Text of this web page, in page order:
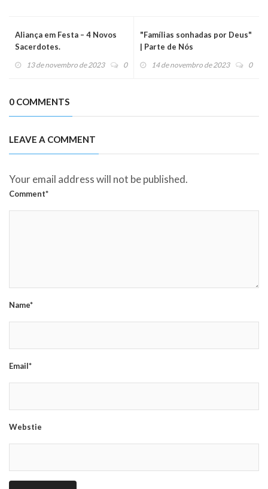
Aliança em Festa – 4 Novos
Sacerdotes.
13 de novembro de 2023 0
"Famílias sonhadas por Deus"
| Parte de Nós
14 de novembro de 2023 0
0 COMMENTS
LEAVE A COMMENT
Your email address will not be published.
Comment*
Name*
Email*
Webstie